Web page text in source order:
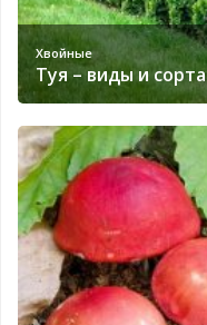
Хвойные
Туя – виды и сорта